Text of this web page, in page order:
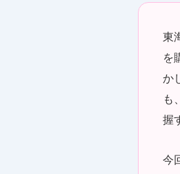
東
を
か
も
握
今